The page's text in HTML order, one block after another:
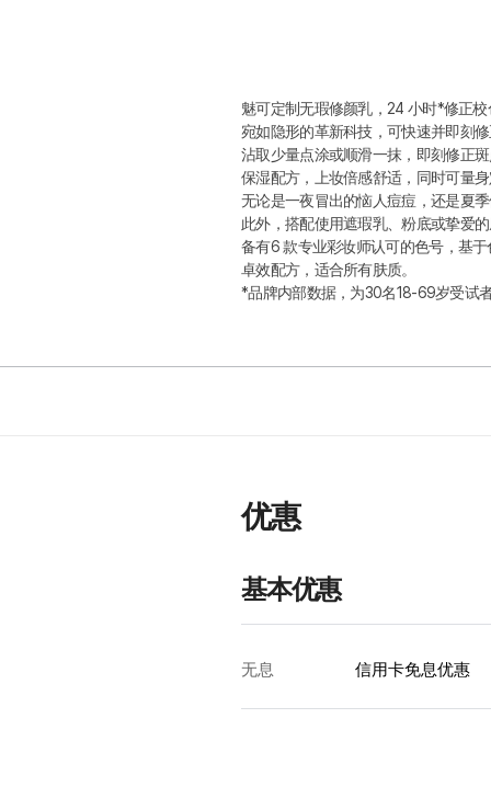
魅可定制无瑕修颜乳，24 小时*修正
宛如隐形的革新科技，可快速并即刻
沾取少量点涂或顺滑一抹，即刻修正
保湿配方，上妆倍感舒适，同时可量
无论是一夜冒出的恼人痘痘，还是夏
此外，搭配使用遮瑕乳、粉底或挚爱
备有6 款专业彩妆师认可的色号，基于
卓效配方，适合所有肤质。
*品牌内部数据，为30名18-69岁受试
优惠
基本优惠
无息 信用卡免息优惠